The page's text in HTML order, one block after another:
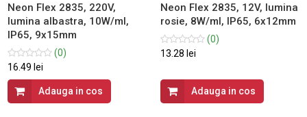
Neon Flex 2835, 220V,
lumina albastra, 10W/ml,
IP65, 9x15mm
(0)
16.49 lei
Adauga in cos
Neon Flex 2835, 12V, lumina
rosie, 8W/ml, IP65, 6x12mm
(0)
13.28 lei
Adauga in cos